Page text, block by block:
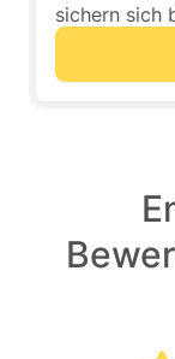
sichern sich